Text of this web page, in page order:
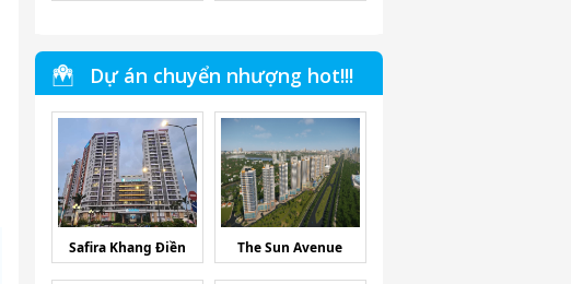
Dự án chuyển nhượng hot!!!
Safira Khang Điền The Sun Avenue